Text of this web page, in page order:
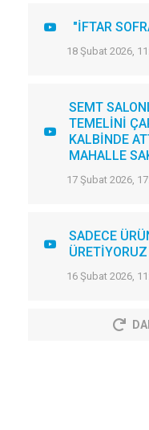
"İFTAR
18 Şubat 2026,
SEMT
TEMELİNİ
KALBİNDE
MAHALLE
17 Şubat 2026,
SADECE
ÜRETİYORUZ
16 Şubat 2026,